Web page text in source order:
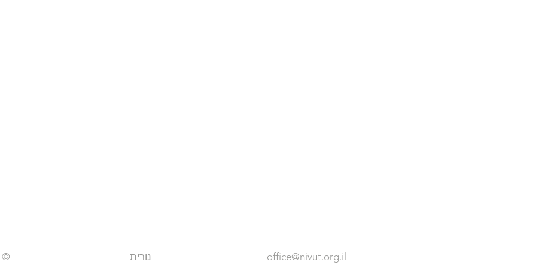
© 2022 by ניווט בכיף! נורית office@nivut.org.il